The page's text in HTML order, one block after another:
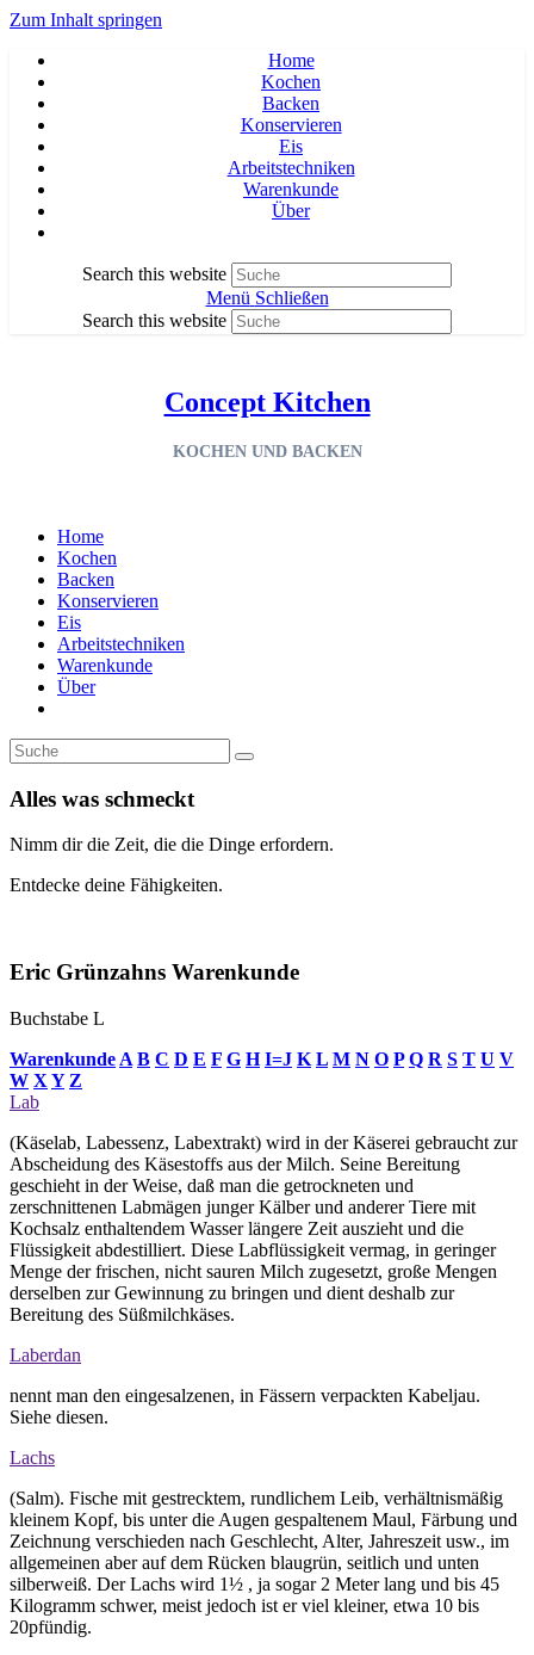
Zum Inhalt springen
Home
Kochen
Backen
Konservieren
Eis
Arbeitstechniken
Warenkunde
Über
Search this website
Menü Schließen
Search this website
Concept Kitchen
KOCHEN UND BACKEN
Home
Kochen
Backen
Konservieren
Eis
Arbeitstechniken
Warenkunde
Über
Alles was schmeckt
Nimm dir die Zeit, die die Dinge erfordern.
Entdecke deine Fähigkeiten.
Eric Grünzahns Warenkunde
Buchstabe L
Warenkunde A B C D E F G H I=J K L M N O P Q R S T U V
W X Y Z
Lab
(Käselab, Labessenz, Labextrakt) wird in der Käserei gebraucht zur
Abscheidung des Käsestoffs aus der Milch. Seine Bereitung
geschieht in der Weise, daß man die getrockneten und
zerschnittenen Labmägen junger Kälber und anderer Tiere mit
Kochsalz enthaltendem Wasser längere Zeit auszieht und die
Flüssigkeit abdestilliert. Diese Labflüssigkeit vermag, in geringer
Menge der frischen, nicht sauren Milch zugesetzt, große Mengen
derselben zur Gewinnung zu bringen und dient deshalb zur
Bereitung des Süßmilchkäses.
Laberdan
nennt man den eingesalzenen, in Fässern verpackten Kabeljau.
Siehe diesen.
Lachs
(Salm). Fische mit gestrecktem, rundlichem Leib, verhältnismäßig
kleinem Kopf, bis unter die Augen gespaltenem Maul, Färbung und
Zeichnung verschieden nach Geschlecht, Alter, Jahreszeit usw., im
allgemeinen aber auf dem Rücken blaugrün, seitlich und unten
silberweiß. Der Lachs wird 1½ , ja sogar 2 Meter lang und bis 45
Kilogramm schwer, meist jedoch ist er viel kleiner, etwa 10 bis
20pfündig.